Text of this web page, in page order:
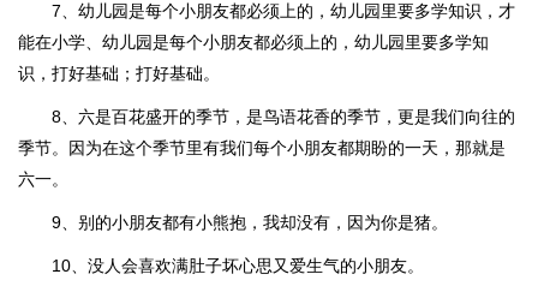
7、幼儿园是每个小朋友都必须上的，幼儿园里要多学知识，才
能在小学、幼儿园是每个小朋友都必须上的，幼儿园里要多学知
识，打好基础；打好基础。
8、六是百花盛开的季节，是鸟语花香的季节，更是我们向往的
季节。因为在这个季节里有我们每个小朋友都期盼的一天，那就是
六一。
9、别的小朋友都有小熊抱，我却没有，因为你是猪。
10、没人会喜欢满肚子坏心思又爱生气的小朋友。